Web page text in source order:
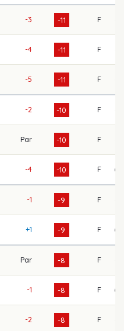
-3 -11 F
-4 -11 F
-5 -11 F
-2 -10 F
Par -10 F
-4 -10 F 68
-1 -9 F
+1 -9 F 68
Par -8 F
-1 -8 F 68
-2 -8 F